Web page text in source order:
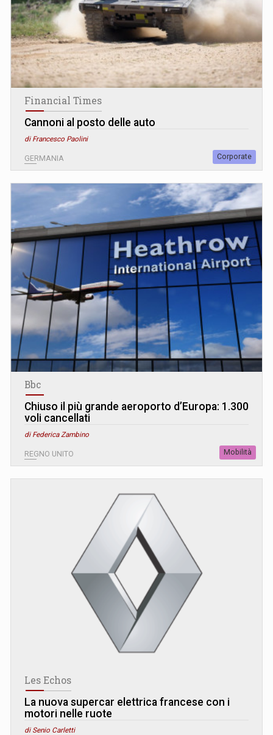
Financial Times
Cannoni al posto delle auto
di Francesco Paolini
GERMANIA Corporate
Bbc
Chiuso il più grande aeroporto d’Europa: 1.300
voli cancellati
di Federica Zambino
REGNO UNITO Mobilità
Les Echos
La nuova supercar elettrica francese con i
motori nelle ruote
di Senio Carletti